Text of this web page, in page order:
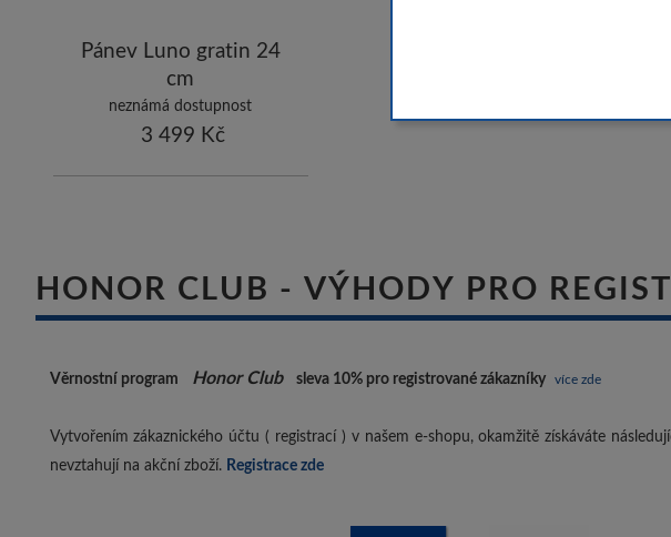
Pánev Luno gratin 24
cm
neznámá dostupnost
3 499 Kč
HONOR CLUB - VÝHODY PRO
Věrnostní program Honor Club sleva 10% pro registrované zákazníky více zde
Vytvořením zákaznického účtu ( registrací ) v našem e-shopu, okamžitě získáváte
nevztahují na akční zboží. Registrace zde